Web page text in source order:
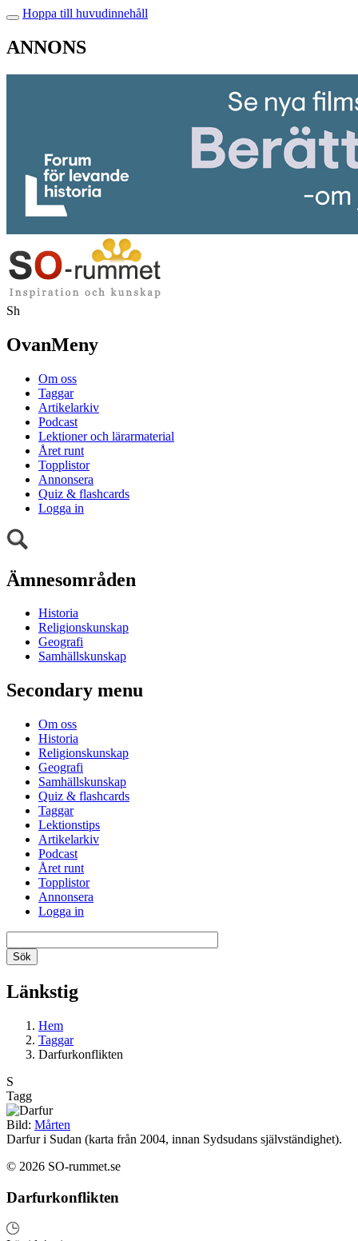
Hoppa till huvudinnehåll
ANNONS
Sh
OvanMeny
Om oss
Taggar
Artikelarkiv
Podcast
Lektioner och lärarmaterial
Året runt
Topplistor
Annonsera
Quiz & flashcards
Logga in
Ämnesområden
Historia
Religionskunskap
Geografi
Samhällskunskap
Secondary menu
Om oss
Historia
Religionskunskap
Geografi
Samhällskunskap
Quiz & flashcards
Taggar
Lektionstips
Artikelarkiv
Podcast
Året runt
Topplistor
Annonsera
Logga in
Länkstig
Hem
Taggar
Darfurkonflikten
S
Tagg
Bild: Mårten
Darfur i Sudan (karta från 2004, innan Sydsudans självständighet).
© 2026 SO-rummet.se
Darfurkonflikten